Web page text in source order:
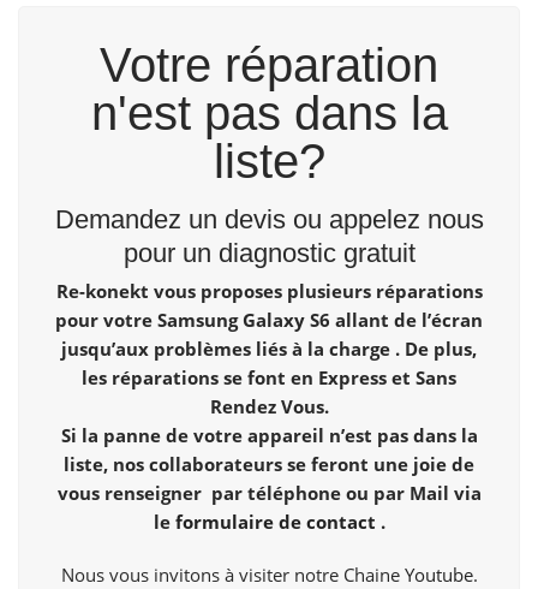
Votre réparation
n'est pas dans la
liste?
Demandez un devis ou appelez nous
pour un diagnostic gratuit
Re-konekt vous proposes plusieurs réparations
pour votre Samsung Galaxy S6 allant de l’écran
jusqu’aux problèmes liés à la charge . De plus,
les réparations se font en Express et Sans
Rendez Vous.
Si la panne de votre appareil n’est pas dans la
liste, nos collaborateurs se feront une joie de
vous renseigner par téléphone ou par Mail via
le formulaire de contact .
Nous vous invitons à visiter notre Chaine Youtube.